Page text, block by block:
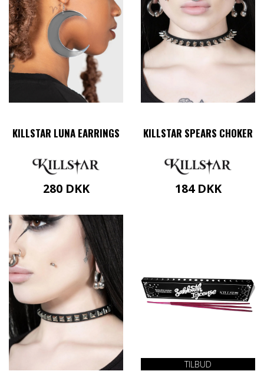
KILLSTAR LUNA EARRINGS
280 DKK
KILLSTAR SPEARS CHOKER
184 DKK
kan
vælges
på
varesiden
TILBUD